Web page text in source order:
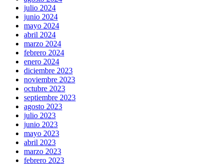
julio 2024
junio 2024
mayo 2024
abril 2024
marzo 2024
febrero 2024
enero 2024
diciembre 2023
noviembre 2023
octubre 2023
septiembre 2023
agosto 2023
julio 2023
junio 2023
mayo 2023
abril 2023
marzo 2023
febrero 2023